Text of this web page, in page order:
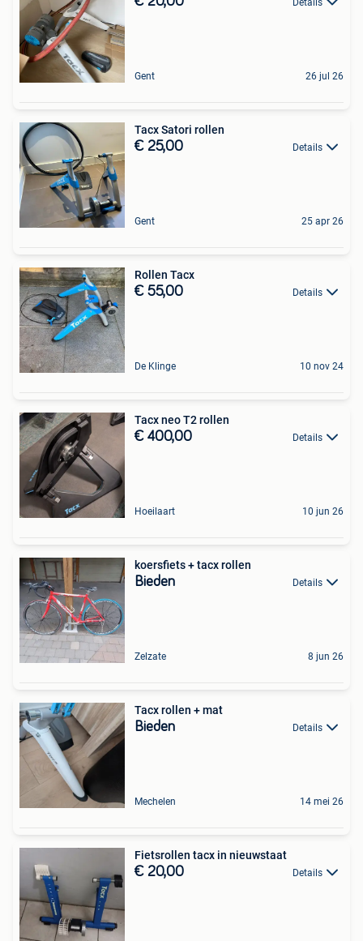
Gent 26 jul 26
Tacx Satori rollen
€ 25,00 Details
Gent 25 apr 26
Rollen Tacx
€ 55,00 Details
De Klinge 10 nov 24
Tacx neo T2 rollen
€ 400,00 Details
Hoeilaart 10 jun 26
koersfiets + tacx rollen
Bieden Details
Zelzate 8 jun 26
Tacx rollen + mat
Bieden Details
Mechelen 14 mei 26
Fietsrollen tacx in nieuwstaat
€ 20,00 Details